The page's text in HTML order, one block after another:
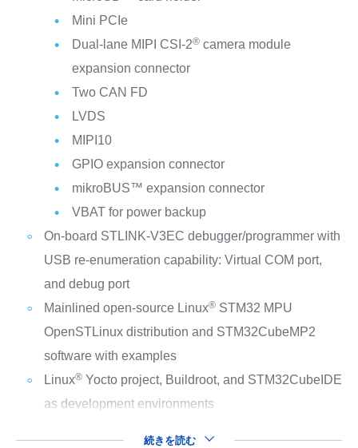
Mini PCIe
Dual-lane MIPI CSI-2®camera module
expansion connector
Two CAN FD
LVDS
MIPI10
GPIO expansion connector
mikroBUS™ expansion connector
VBAT for power backup
On-board STLINK-V3EC debugger/programmer with
USB re-enumeration capability: Virtual COM port,
and debug port
Mainlined open-source Linux®STM32 MPU
OpenSTLinux distribution and STM32CubeMP2
software with examples
Linux®Yocto project, Buildroot, and STM32CubeIDE
as development environments
続きを読む